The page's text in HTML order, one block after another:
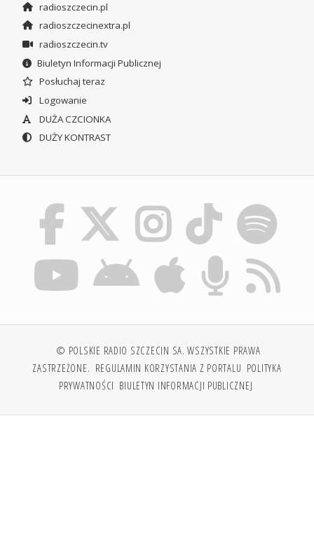
radioszczecin.pl
radioszczecinextra.pl
radioszczecin.tv
Biuletyn Informacji Publicznej
Posłuchaj teraz
Logowanie
DUŻA CZCIONKA
DUŻY KONTRAST
© POLSKIE RADIO SZCZECIN SA. WSZYSTKIE PRAWA
ZASTRZEŻONE. REGULAMIN KORZYSTANIA Z PORTALU POLITYKA
PRYWATNOŚCI BIULETYN INFORMACJI PUBLICZNEJ